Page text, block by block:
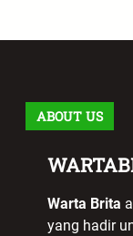
ABOUT US
Warta Brita
yang hadir